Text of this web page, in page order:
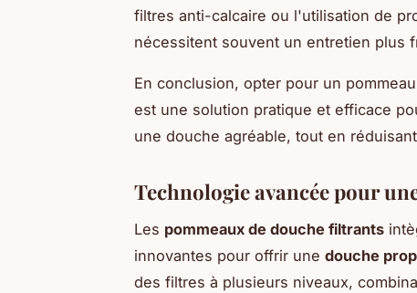
filtres anti-calcaire ou l'utilisation de
nécessitent souvent un entretien plus
En conclusion, opter pour un
est une solution pratique et efficace
une douche agréable, tout en
Technologie avancée pour
Les pommeaux de douche filtrants
innovantes pour offrir une douche
des filtres à plusieurs niveaux,